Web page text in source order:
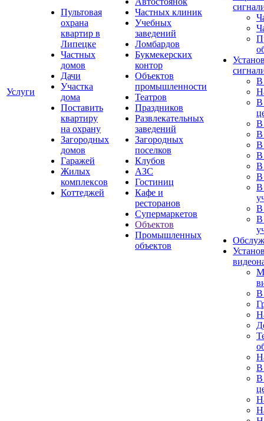
Услуги
Пультовая
охрана
квартир в
Липецке
Частных
домов
Дачи
Участка
дома
Поставить
квартиру
на охрану
Загородных
домов
Гаражей
Жилых
комплексов
Коттеджей
Частных клиник
Учебных
заведений
Ломбардов
Букмекерских
контор
Объектов
промышленности
Театров
Праздников
Развлекательных
заведений
Загородных
поселков
Клубов
АЗС
Гостиниц
Кафе и
ресторанов
Супермаркетов
Объектов
Промышленных
объектов
В
В
В
В
В
В
В
В
В
В
В
В
В
В